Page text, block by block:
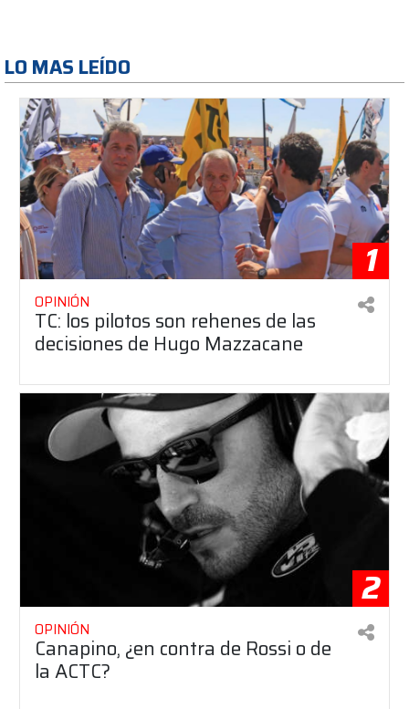
LO MAS LEÍDO
1
OPINIÓN
TC: los pilotos son rehenes de las
decisiones de Hugo Mazzacane
2
OPINIÓN
Canapino, ¿en contra de Rossi o de
la ACTC?